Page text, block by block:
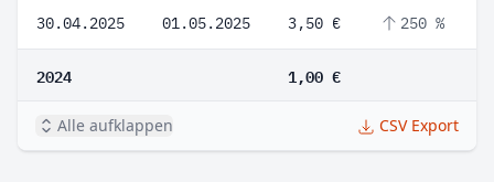
30.04.2025 01.05.2025 3,50 € 250 %
2024 1,00 €
Alle aufklappen CSV Export